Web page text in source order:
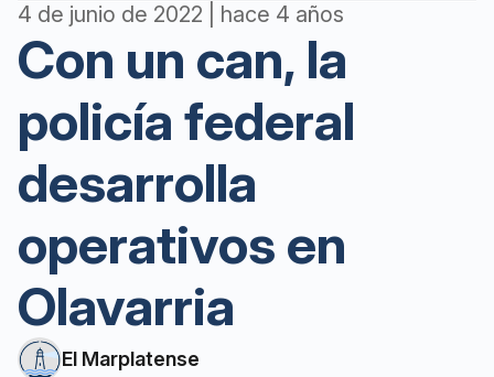
4 de junio de 2022 | hace 4 años
Con un can, la
policía federal
desarrolla
operativos en
Olavarria
El Marplatense